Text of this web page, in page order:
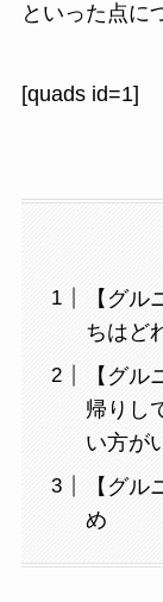
といった点に
[quads id=1]
【グ
ちはど
【グ
帰りし
い方が
【グ
め